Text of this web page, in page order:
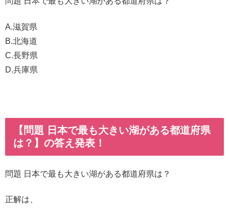
A.滋賀県
B.北海道
C.長野県
D.兵庫県
【問題 日本で最も大きい湖がある都道府県
は？】の答え発表！
問題 日本で最も大きい湖がある都道府県は？
正解は、